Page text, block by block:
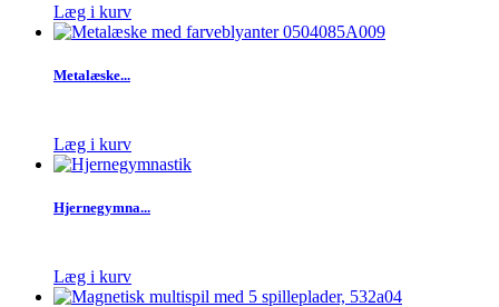
Læg i kurv
Metalæske...
Læg i kurv
Hjernegymna...
Læg i kurv